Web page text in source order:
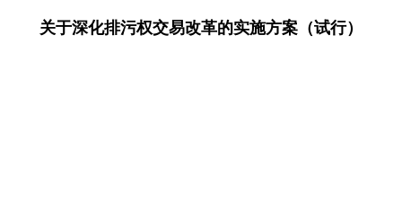
关于深化排污权交易改革的实施方案（试行）